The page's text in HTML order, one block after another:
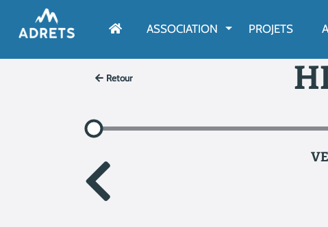
ASSOCIATION AFFICHER LE MENU
PROJETS
Retour